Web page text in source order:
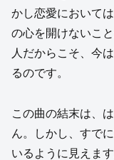
かし恋愛において
の心を開けないこ
人だからこそ、今
るのです。
この曲の結末は、
ん。しかし、すで
いるように見えま